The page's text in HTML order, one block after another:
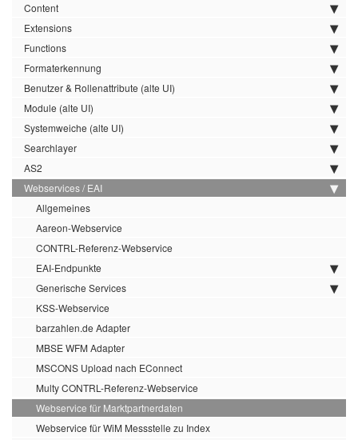
Content
Extensions
Functions
Formaterkennung
Benutzer & Rollenattribute (alte UI)
Module (alte UI)
Systemweiche (alte UI)
Searchlayer
AS2
Webservices / EAI
Allgemeines
Aareon-Webservice
CONTRL-Referenz-Webservice
EAI-Endpunkte
Generische Services
KSS-Webservice
barzahlen.de Adapter
MBSE WFM Adapter
MSCONS Upload nach EConnect
Multy CONTRL-Referenz-Webservice
Webservice für Marktpartnerdaten
Webservice für WiM Messstelle zu Index